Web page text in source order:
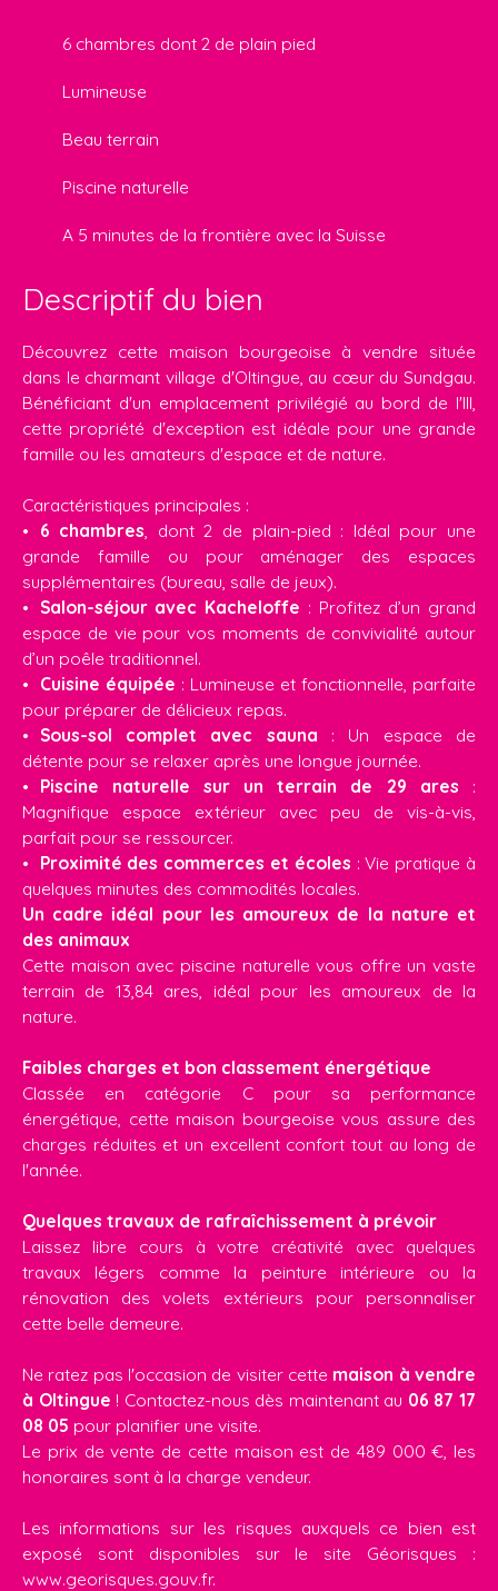
6 chambres dont 2 de plain pied
Lumineuse
Beau terrain
Piscine naturelle
A 5 minutes de la frontière avec la Suisse
Descriptif du bien
Découvrez cette maison bourgeoise à vendre située
dans le charmant village d'Oltingue, au cœur du Sundgau.
Bénéficiant d'un emplacement privilégié au bord de l'Ill,
cette propriété d'exception est idéale pour une grande
famille ou les amateurs d'espace et de nature.
Caractéristiques principales :
6 chambres , dont 2 de plain-pied : Idéal pour une
grande famille ou pour aménager des espaces
supplémentaires (bureau, salle de jeux).
Salon-séjour avec Kacheloffe : Profitez d’un grand
espace de vie pour vos moments de convivialité autour
d’un poêle traditionnel.
Cuisine équipée : Lumineuse et fonctionnelle, parfaite
pour préparer de délicieux repas.
Sous-sol complet avec sauna : Un espace de
détente pour se relaxer après une longue journée.
Piscine naturelle sur un terrain de 29 ares :
Magnifique espace extérieur avec peu de vis-à-vis,
parfait pour se ressourcer.
Proximité des commerces et écoles : Vie pratique à
quelques minutes des commodités locales.
Un cadre idéal pour les amoureux de la nature et
des animaux
Cette maison avec piscine naturelle vous offre un vaste
terrain de 13,84 ares, idéal pour les amoureux de la
nature.
Faibles charges et bon classement énergétique
Classée en catégorie C pour sa performance
énergétique, cette maison bourgeoise vous assure des
charges réduites et un excellent confort tout au long de
l'année.
Quelques travaux de rafraîchissement à prévoir
Laissez libre cours à votre créativité avec quelques
travaux légers comme la peinture intérieure ou la
rénovation des volets extérieurs pour personnaliser
cette belle demeure.
Ne ratez pas l'occasion de visiter cette maison à vendre
à Oltingue ! Contactez-nous dès maintenant au 06 87 17
08 05 pour planifier une visite.
Le prix de vente de cette maison est de 489 000 €, les
honoraires sont à la charge vendeur.
Les informations sur les risques auxquels ce bien est
exposé sont disponibles sur le site Géorisques :
www.georisques.gouv.fr.